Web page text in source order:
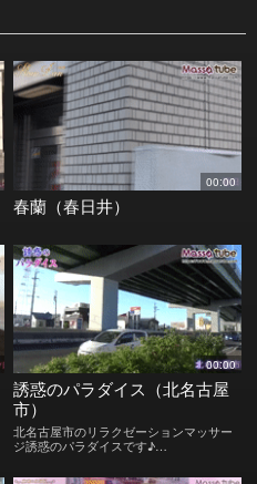
00:00
春蘭（春日井）
00:00
誘惑のパラダイス（北名古屋
市）
北名古屋市のリラクゼーションマッサー
ジ誘惑のパラダイスです♪…